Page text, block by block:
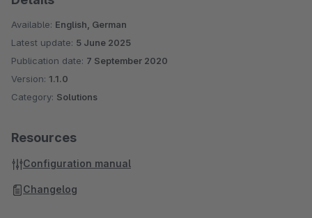
Available: English, German
Latest update: 5 June 2025
Publication date: 7 September 2020
Version: 1.1.0
Category: Solutions
Resources
Configuration manual
Changelog